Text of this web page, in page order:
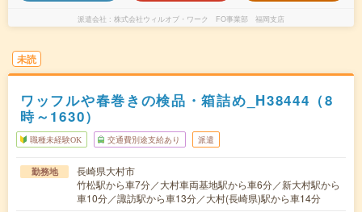
派遣会社 株式会社ウィルオブ・ワーク FO事業部 福岡支店
未読
ワッフルや春巻きの検品・箱詰め_H38444（8
時～1630）
職種未経験OK 交通費別途支給あり 派遣
勤務地
長崎県大村市
竹松駅から車7分／大村車両基地駅から車6分／新大村駅から
車10分／諏訪駅から車13分／大村(長崎県)駅から車14分